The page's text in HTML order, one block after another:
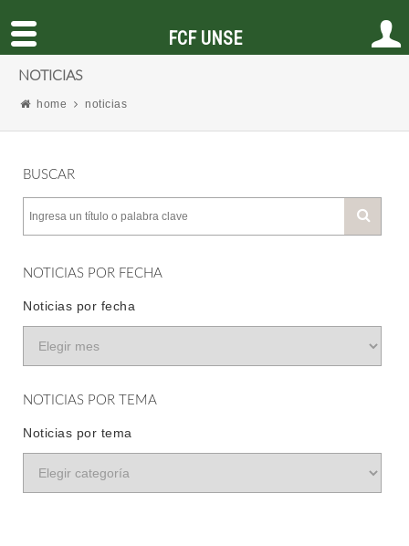
NOTICIAS
home noticias
BUSCAR
NOTICIAS POR FECHA
Noticias por fecha
NOTICIAS POR TEMA
Noticias por tema
FCF UNSE